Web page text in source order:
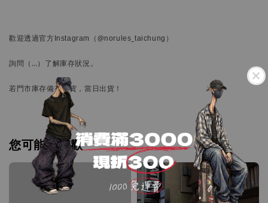
歡迎透過官方Instagram （@norules_taichung）
詢問 （…） 了解庫存狀況。
若門市庫存備有現貨，當日出貨！
您可能也喜歡